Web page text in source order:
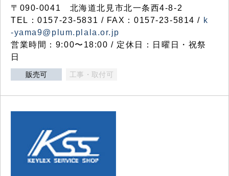
〒090-0041 北海道北見市北一条西4-8-2
TEL：0157-23-5831 / FAX：0157-23-5814 / k
-yama9@plum.plala.or.jp
営業時間：9:00〜18:00 / 定休日：日曜日・祝祭
日
販売可 工事・取付可